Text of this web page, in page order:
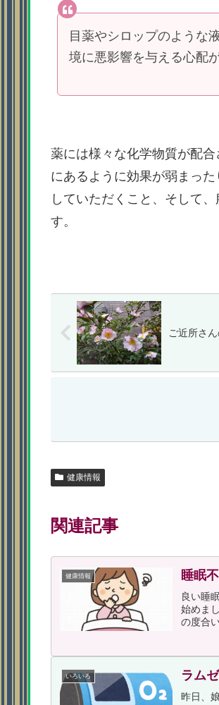
目薬やシロップのような
境に悪影響を与える心配
薬には様々な化学物質が配
にあるように効果が弱まっ
していただくこと、そして
す。
ご近所さ
健康情報
関連記事
健康情報 睡眠
良い睡
始めま
の度合
いろいろ ラム
昨日、